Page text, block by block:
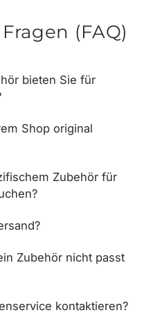
(FAQ)
bieten Sie für
Shop original
Zubehör für
Zubehör nicht passt
kontaktieren?